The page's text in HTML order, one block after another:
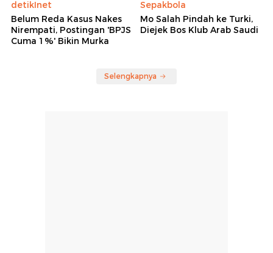
detikInet
Belum Reda Kasus Nakes
Nirempati, Postingan 'BPJS
Cuma 1%' Bikin Murka
Sepakbola
Mo Salah Pindah ke Turki,
Diejek Bos Klub Arab Saudi
Selengkapnya